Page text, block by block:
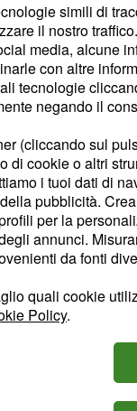
della
di Natale in
di Ferragni è
i tratti
più chiarezza.
la sua
durante i
aveva
piccola
Leo, ma il
del primogenito
simili di
il nostro
media, alcune
con altre
tecnologie
negando il
(cliccando sul
di cookie o altri
i tuoi dati di
pubblicità.
per la
annunci.
da fonti
quali cookie
Policy.